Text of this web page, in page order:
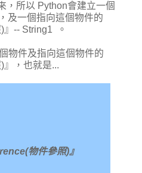
所以 Python會建立一個
及一個指向這個物件的
』-- String1 。
物件及指向這個物件的
』，也就是...
物件參照)』